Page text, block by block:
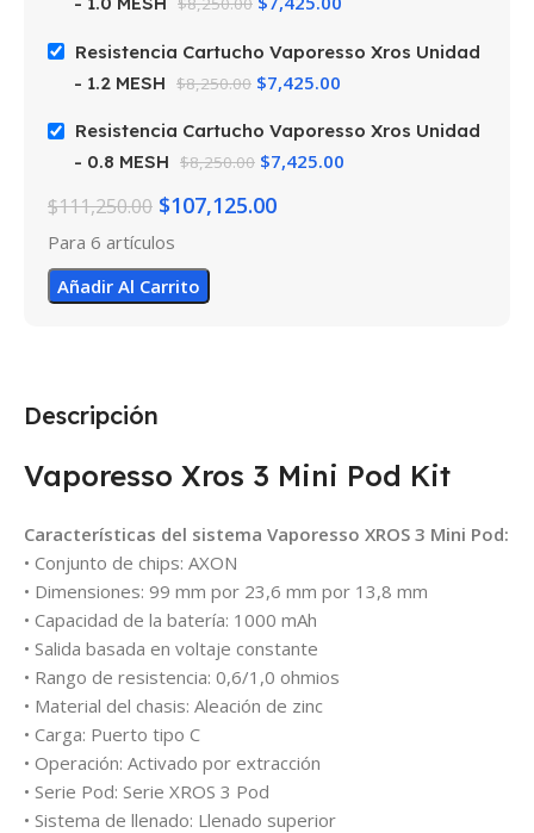
Resistencia Cartucho Vaporesso Xros Unidad
- 1.2 MESH $8,250.00 $7,425.00
Resistencia Cartucho Vaporesso Xros Unidad
- 0.8 MESH $8,250.00 $7,425.00
$111,250.00 $107,125.00
Para 6 artículos
Añadir Al Carrito
Descripción
Vaporesso Xros 3 Mini Pod Kit
Características del sistema Vaporesso XROS 3 Mini Pod:
• Conjunto de chips: AXON
• Dimensiones: 99 mm por 23,6 mm por 13,8 mm
• Capacidad de la batería: 1000 mAh
• Salida basada en voltaje constante
• Rango de resistencia: 0,6/1,0 ohmios
• Material del chasis: Aleación de zinc
• Carga: Puerto tipo C
• Operación: Activado por extracción
• Serie Pod: Serie XROS 3 Pod
• Sistema de llenado: Llenado superior